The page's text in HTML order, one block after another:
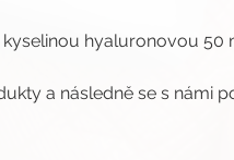
kyselinou hyaluronovou 50
a následně se s námi